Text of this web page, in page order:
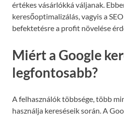
értékes vásárlókká váljanak.
keresőoptimalizálás, vagyis a
befektetésre a profit növelése
Miért a Google
legfontosabb?
A felhasználók többsége, több
használja kereséseik során. A